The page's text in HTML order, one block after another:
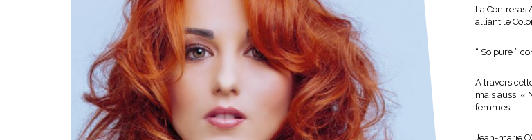
La Contreras
alliant le
“ So pure ”
A travers
mais aussi «
femmes!
Jean-marie